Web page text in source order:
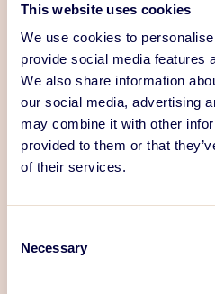
This website uses cookies
We use cookies to
provide social media features
We also share information
our social media, advertising
may combine it with other
provided to them or that
of their services.
Selection
Necessary
03/03/2026
iF Design Award -
E:lle – ABB:n ja
palkittiin jälleen